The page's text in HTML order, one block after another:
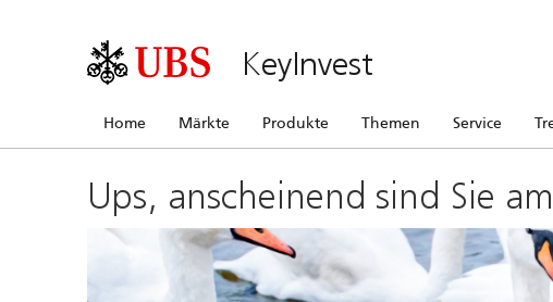
KeyInvest
Home Märkte Produkte Themen Service
Ups, anscheinend sind Sie